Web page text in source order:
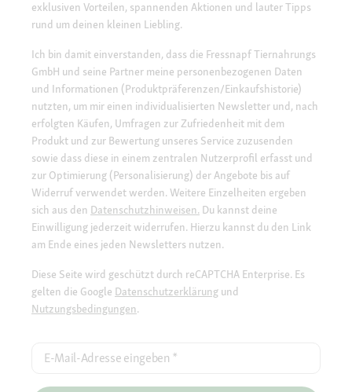
exklusiven Vorteilen, spannenden Aktionen und lauter Tipps
rund um deinen kleinen Liebling.
Ich bin damit einverstanden, dass die Fressnapf Tiernahrungs
GmbH und seine Partner meine personenbezogenen Daten
und Informationen (Produktpräferenzen/Einkaufshistorie)
nutzten, um mir einen individualisierten Newsletter und, nach
erfolgten Käufen, Umfragen zur Zufriedenheit mit dem
Produkt und zur Bewertung unseres Service zuzusenden
sowie dass diese in einem zentralen Nutzerprofil erfasst und
zur Optimierung (Personalisierung) der Angebote bis auf
Widerruf verwendet werden. Weitere Einzelheiten ergeben
sich aus den Datenschutzhinweisen. Du kannst deine
Einwilligung jederzeit widerrufen. Hierzu kannst du den Link
am Ende eines jeden Newsletters nutzen.
Diese Seite wird geschützt durch reCAPTCHA Enterprise. Es
gelten die Google Datenschutzerklärung und
Nutzungsbedingungen.
E-Mail-Adresse eingeben *